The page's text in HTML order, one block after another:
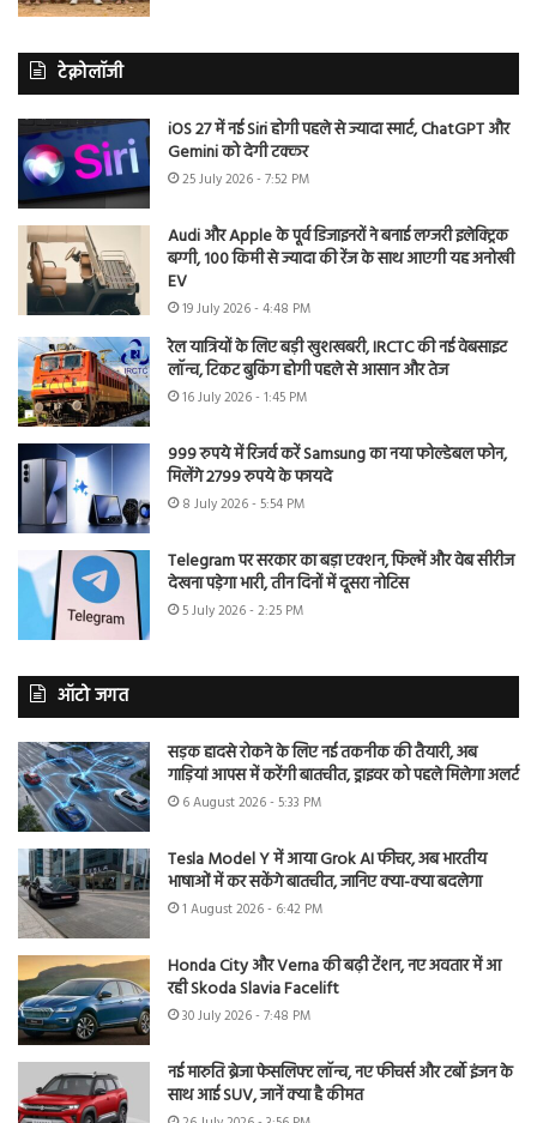
टेक्नोलॉजी
iOS 27 में नई Siri होगी पहले से ज्यादा स्मार्ट, ChatGPT और
Gemini को देगी टक्कर
25 July 2026 - 7:52 PM
Audi और Apple के पूर्व डिजाइनरों ने बनाई लग्जरी इलेक्ट्रिक
बग्गी, 100 किमी से ज्यादा की रेंज के साथ आएगी यह अनोखी
EV
19 July 2026 - 4:48 PM
रेल यात्रियों के लिए बड़ी खुशखबरी, IRCTC की नई वेबसाइट
लॉन्च, टिकट बुकिंग होगी पहले से आसान और तेज
16 July 2026 - 1:45 PM
999 रुपये में रिजर्व करें Samsung का नया फोल्डेबल फोन,
मिलेंगे 2799 रुपये के फायदे
8 July 2026 - 5:54 PM
Telegram पर सरकार का बड़ा एक्शन, फिल्में और वेब सीरीज
देखना पड़ेगा भारी, तीन दिनों में दूसरा नोटिस
5 July 2026 - 2:25 PM
ऑटो जगत
सड़क हादसे रोकने के लिए नई तकनीक की तैयारी, अब
गाड़ियां आपस में करेंगी बातचीत, ड्राइवर को पहले मिलेगा अलर्ट
6 August 2026 - 5:33 PM
Tesla Model Y में आया Grok AI फीचर, अब भारतीय
भाषाओं में कर सकेंगे बातचीत, जानिए क्या-क्या बदलेगा
1 August 2026 - 6:42 PM
Honda City और Verna की बढ़ी टेंशन, नए अवतार में आ
रही Skoda Slavia Facelift
30 July 2026 - 7:48 PM
नई मारुति ब्रेजा फेसलिफ्ट लॉन्च, नए फीचर्स और टर्बो इंजन के
साथ आई SUV, जानें क्या है कीमत